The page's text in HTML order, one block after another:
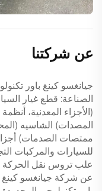
عن شركتنا
جيانغسو كينغ باور
الصناعة: قطع غيار
(الأجزاء المعدنية،
المصدات) الشاسيه
ممتصات الصدمات) أجزاء
للسيارات والمركبات
علب تروس نقل الحركة
عن شركة جيانغسو كينغ